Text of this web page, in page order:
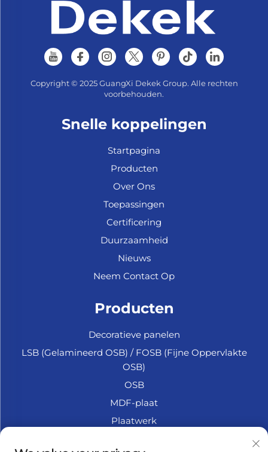
Copyright © 2025 GuangXi Dekek Group. Alle rechten
voorbehouden.
Snelle koppelingen
Startpagina
Producten
Over Ons
Toepassingen
Certificering
Duurzaamheid
Nieuws
Neem Contact Op
Producten
Decoratieve panelen
LSB (Gelamineerd OSB) / FOSB (Fijne Oppervlakte
OSB)
OSB
MDF-plaat
Plaatwerk